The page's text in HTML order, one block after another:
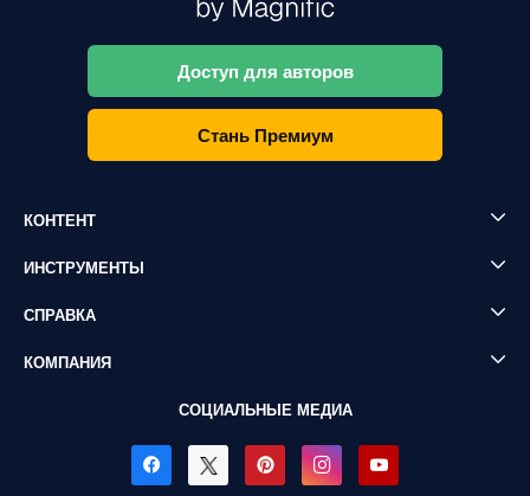
Доступ для авторов
Стань Премиум
КОНТЕНТ
ИНСТРУМЕНТЫ
СПРАВКА
КОМПАНИЯ
СОЦИАЛЬНЫЕ МЕДИА